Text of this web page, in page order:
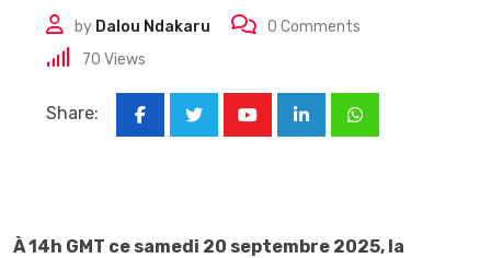
by Dalou Ndakaru 0 Comments
70 Views
Share:
LinkedInWhatsapp
À 14h GMT ce samedi 20 septembre 2025, la